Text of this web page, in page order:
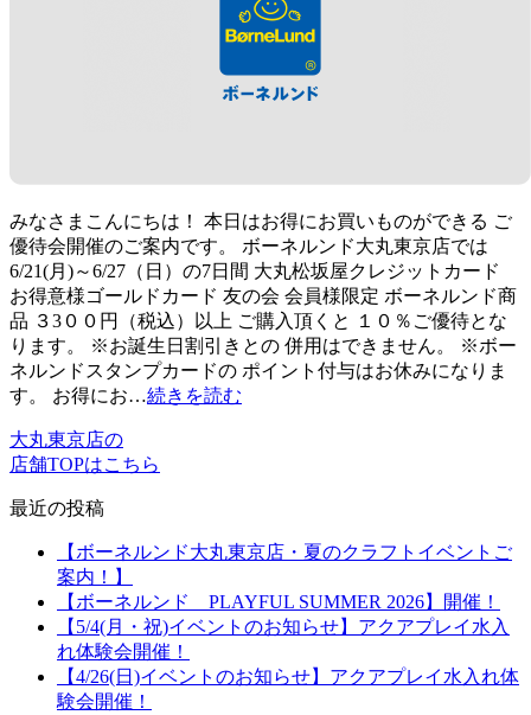
みなさまこんにちは！ 本日はお得にお買いものができる ご
優待会開催のご案内です。 ボーネルンド大丸東京店では
6/21(月)～6/27（日）の7日間 大丸松坂屋クレジットカード
お得意様ゴールドカード 友の会 会員様限定 ボーネルンド商
品 ３3００円（税込）以上 ご購入頂くと １０％ご優待とな
ります。 ※お誕生日割引きとの 併用はできません。 ※ボー
ネルンドスタンプカードの ポイント付与はお休みになりま
す。 お得にお…続きを読む
大丸東京店の
店舗TOPはこちら
最近の投稿
【ボーネルンド大丸東京店・夏のクラフトイベントご
案内！】
【ボーネルンド PLAYFUL SUMMER 2026】開催！
【5/4(月・祝)イベントのお知らせ】アクアプレイ水入
れ体験会開催！
【4/26(日)イベントのお知らせ】アクアプレイ水入れ体
験会開催！